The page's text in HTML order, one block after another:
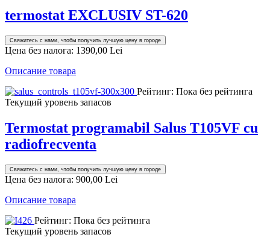
termostat EXCLUSIV ST-620
Свяжитесь с нами, чтобы получить лучшую цену в городе
Цена без налога: 1390,00 Lei
Описание товара
Рейтинг: Пока без рейтинга
Текущий уровень запасов
Termostat programabil Salus T105VF cu
radiofrecventa
Свяжитесь с нами, чтобы получить лучшую цену в городе
Цена без налога: 900,00 Lei
Описание товара
Рейтинг: Пока без рейтинга
Текущий уровень запасов